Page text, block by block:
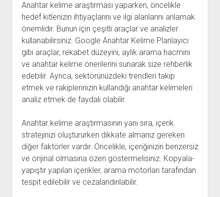
Anahtar kelime araştırması yaparken, öncelikle
hedef kitlenizin ihtiyaçlarını ve ilgi alanlarını anlamak
önemlidir. Bunun için çeşitli araçlar ve analizler
kullanabilirsiniz. Google Anahtar Kelime Planlayıcı
gibi araçlar, rekabet düzeyini, aylık arama hacmini
ve anahtar kelime önerilerini sunarak size rehberlik
edebilir. Ayrıca, sektörünüzdeki trendleri takip
etmek ve rakiplerinizin kullandığı anahtar kelimeleri
analiz etmek de faydalı olabilir.
Anahtar kelime araştırmasının yanı sıra, içerik
stratejinizi oluştururken dikkate almanız gereken
diğer faktörler vardır. Öncelikle, içeriğinizin benzersiz
ve orijinal olmasına özen göstermelisiniz. Kopyala-
yapıştır yapılan içerikler, arama motorları tarafından
tespit edilebilir ve cezalandırılabilir.